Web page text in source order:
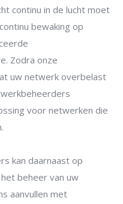
continu in de lucht moet
bewaking op
Zodra onze
uw netwerk overbelast
voor netwerken die
kan daarnaast op
beheer van uw
aanvullen met